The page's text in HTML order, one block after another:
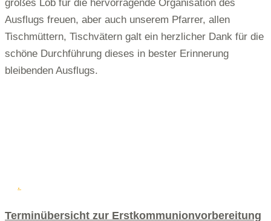
großes Lob für die hervorragende Organisation des
Ausflugs freuen, aber auch unserem Pfarrer, allen
Tischmüttern, Tischvätern galt ein herzlicher Dank für die
schöne Durchführung dieses in bester Erinnerung
bleibenden Ausflugs.
.
Terminübersicht zur Erstkommunionvorbereitung